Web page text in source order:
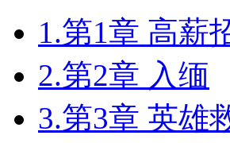
1.第1章 高薪
2.第2章 入缅
3.第3章 英雄